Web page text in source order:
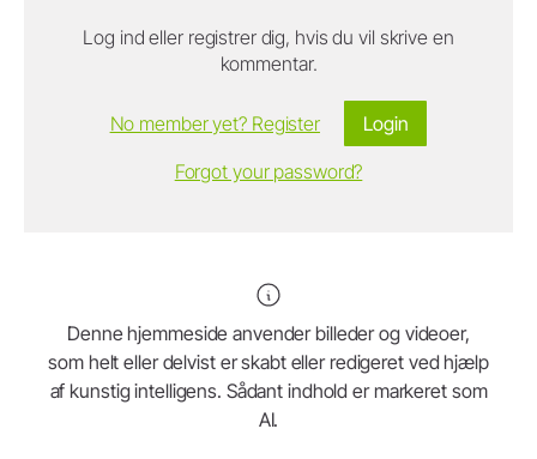
Log ind eller registrer dig, hvis du vil skrive en
kommentar.
Login
No member yet? Register
Forgot your password?
Denne hjemmeside anvender billeder og videoer,
som helt eller delvist er skabt eller redigeret ved hjælp
af kunstig intelligens. Sådant indhold er markeret som
AI.